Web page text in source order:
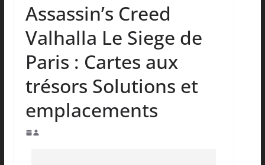
Assassin’s Creed
Valhalla Le Siege de
Paris : Cartes aux
trésors Solutions et
emplacements